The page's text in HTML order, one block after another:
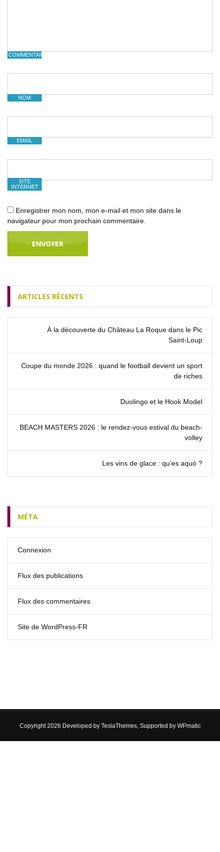
COMMENTAIRE
NOM
EMAIL
SITE
INTERNET
Enregistrer mon nom, mon e-mail et mon site dans le
navigateur pour mon prochain commentaire.
ARTICLES RÉCENTS
À la découverte du Château La Roque dans le Pic
Saint‑Loup
Coupe du monde 2026 : quand le football devient un sport
de riches
Duolingo et le Hook Model
BEACH MASTERS 2026 : le rendez‑vous estival du beach-
volley
Les vins de glace : qu’es aquò ?
MÉTA
Connexion
Flux des publications
Flux des commentaires
Site de WordPress-FR
Copyright 2026 Developed by TeslaThemes, Supported by WPmatic